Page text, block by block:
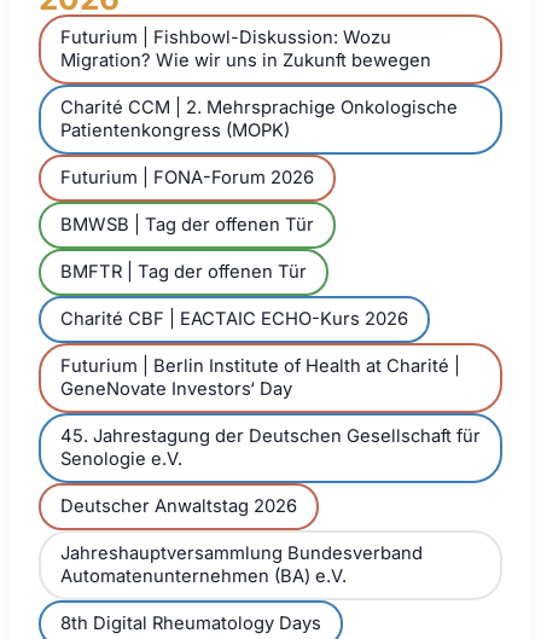
Futurium | Fishbowl-Diskussion: Wozu
Migration? Wie wir uns in Zukunft bewegen
Charité CCM | 2. Mehrsprachige Onkologische
Patientenkongress (MOPK)
Futurium | FONA-Forum 2026
BMWSB | Tag der offenen Tür
BMFTR | Tag der offenen Tür
Charité CBF | EACTAIC ECHO-Kurs 2026
Futurium | Berlin Institute of Health at Charité |
GeneNovate Investors‘ Day
45. Jahrestagung der Deutschen Gesellschaft für
Senologie e.V.
Deutscher Anwaltstag 2026
Jahreshauptversammlung Bundesverband
Automatenunternehmen (BA) e.V.
8th Digital Rheumatology Days